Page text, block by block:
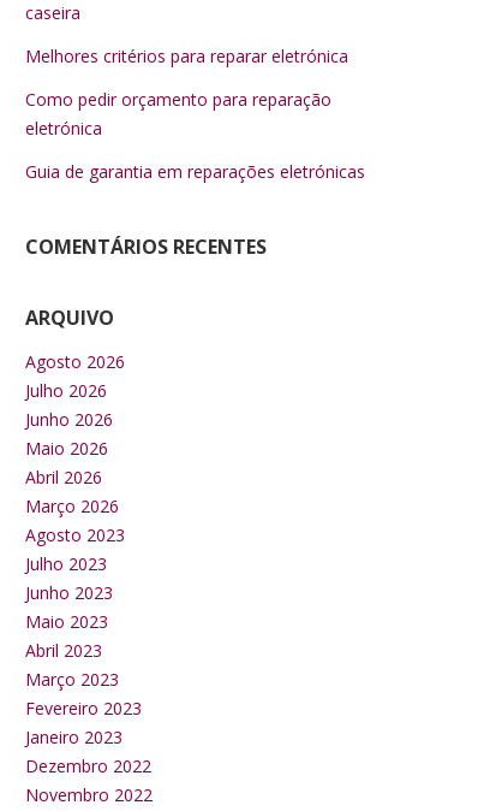
caseira
Melhores critérios para reparar eletrónica
Como pedir orçamento para reparação
eletrónica
Guia de garantia em reparações eletrónicas
COMENTÁRIOS RECENTES
ARQUIVO
Agosto 2026
Julho 2026
Junho 2026
Maio 2026
Abril 2026
Março 2026
Agosto 2023
Julho 2023
Junho 2023
Maio 2023
Abril 2023
Março 2023
Fevereiro 2023
Janeiro 2023
Dezembro 2022
Novembro 2022